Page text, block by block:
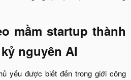
mầm startup thành
nguyên AI​
yếu được biết đến trong giới công